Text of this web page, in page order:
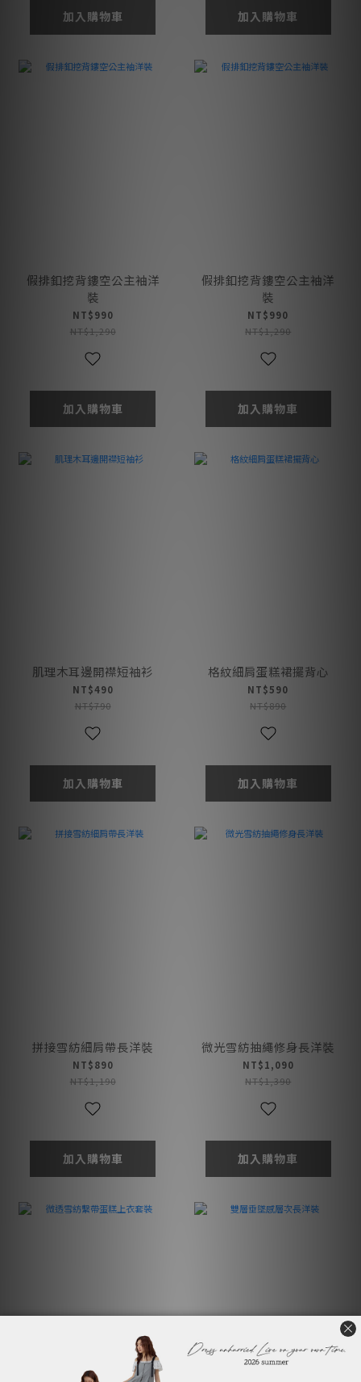
加入購物車 加入購物車
假排釦挖背鏤空公主袖洋
裝
NT$990
NT$1,290
加入購物車
假排釦挖背鏤空公主袖洋
裝
NT$990
NT$1,290
加入購物車
肌理木耳邊開襟短袖衫
NT$490
NT$790
加入購物車
格紋細肩蛋糕裙擺背心
NT$590
NT$890
加入購物車
拼接雪紡細肩帶長洋裝
NT$890
NT$1,190
加入購物車
微光雪紡抽繩修身長洋裝
NT$1,090
NT$1,390
加入購物車